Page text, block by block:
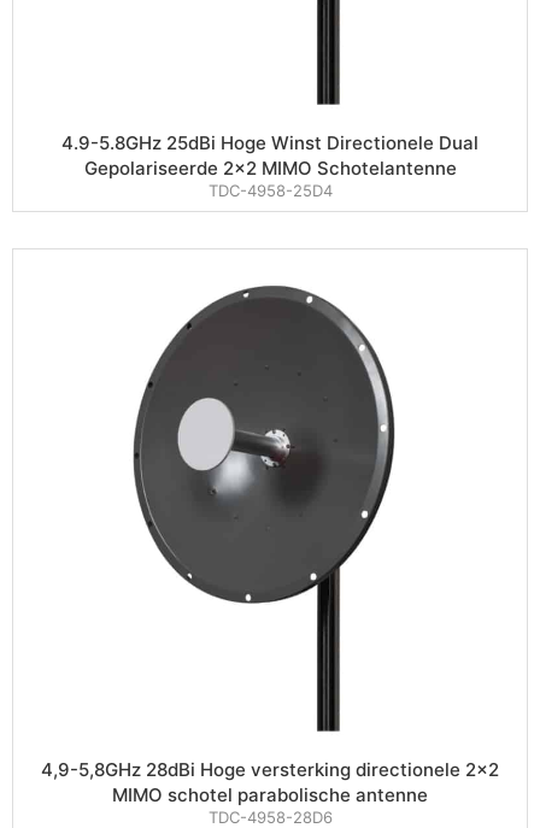
4.9-5.8GHz 25dBi Hoge Winst Directionele Dual
Gepolariseerde 2×2 MIMO Schotelantenne
TDC-4958-25D4
4,9-5,8GHz 28dBi Hoge versterking directionele 2×2
MIMO schotel parabolische antenne
TDC-4958-28D6